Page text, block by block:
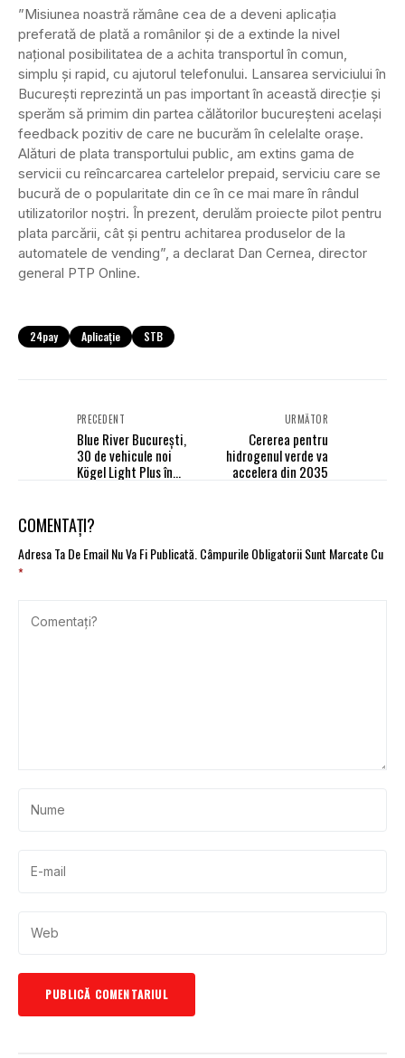
”Misiunea noastră rămâne cea de a deveni aplicația
preferată de plată a românilor și de a extinde la nivel
național posibilitatea de a achita transportul în comun,
simplu și rapid, cu ajutorul telefonului. Lansarea serviciului în
București reprezintă un pas important în această direcție și
sperăm să primim din partea călătorilor bucureșteni același
feedback pozitiv de care ne bucurăm în celelalte orașe.
Alături de plata transportului public, am extins gama de
servicii cu reîncarcarea cartelelor prepaid, serviciu care se
bucură de o popularitate din ce în ce mai mare în rândul
utilizatorilor noștri. În prezent, derulăm proiecte pilot pentru
plata parcării, cât și pentru achitarea produselor de la
automatele de vending”, a declarat Dan Cernea, director
general PTP Online.
24pay Aplicație STB
PRECEDENT
Blue River București,
30 de vehicule noi
Kögel Light Plus în
URMĂTOR
Cererea pentru
hidrogenul verde va
accelera din 2035
COMENTAȚI?
Adresa Ta De Email Nu Va Fi Publicată. Câmpurile Obligatorii Sunt Marcate Cu
*